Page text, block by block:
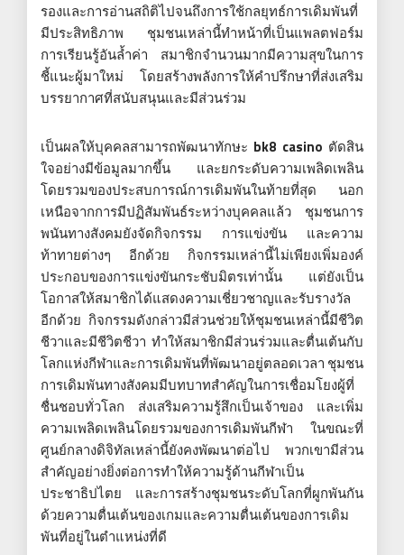
รองและการอ่านสถิติไปจนถึงการใช้กลยุทธ์การเดิมพันที่
มีประสิทธิภาพ ชุมชนเหล่านี้ทำหน้าที่เป็นแพลตฟอร์ม
การเรียนรู้อันล้ำค่า สมาชิกจำนวนมากมีความสุขในการ
ชี้แนะผู้มาใหม่ โดยสร้างพลังการให้คำปรึกษาที่ส่งเสริม
บรรยากาศที่สนับสนุนและมีส่วนร่วม
เป็นผลให้บุคคลสามารถพัฒนาทักษะ bk8 casino ตัดสิน
ใจอย่างมีข้อมูลมากขึ้น และยกระดับความเพลิดเพลิน
โดยรวมของประสบการณ์การเดิมพันในท้ายที่สุด นอก
เหนือจากการมีปฏิสัมพันธ์ระหว่างบุคคลแล้ว ชุมชนการ
พนันทางสังคมยังจัดกิจกรรม การแข่งขัน และความ
ท้าทายต่างๆ อีกด้วย กิจกรรมเหล่านี้ไม่เพียงเพิ่มองค์
ประกอบของการแข่งขันกระชับมิตรเท่านั้น แต่ยังเป็น
โอกาสให้สมาชิกได้แสดงความเชี่ยวชาญและรับรางวัล
อีกด้วย กิจกรรมดังกล่าวมีส่วนช่วยให้ชุมชนเหล่านี้มีชีวิต
ชีวาและมีชีวิตชีวา ทำให้สมาชิกมีส่วนร่วมและตื่นเต้นกับ
โลกแห่งกีฬาและการเดิมพันที่พัฒนาอยู่ตลอดเวลา ชุมชน
การเดิมพันทางสังคมมีบทบาทสำคัญในการเชื่อมโยงผู้ที่
ชื่นชอบทั่วโลก ส่งเสริมความรู้สึกเป็นเจ้าของ และเพิ่ม
ความเพลิดเพลินโดยรวมของการเดิมพันกีฬา ในขณะที่
ศูนย์กลางดิจิทัลเหล่านี้ยังคงพัฒนาต่อไป พวกเขามีส่วน
สำคัญอย่างยิ่งต่อการทำให้ความรู้ด้านกีฬาเป็น
ประชาธิปไตย และการสร้างชุมชนระดับโลกที่ผูกพันกัน
ด้วยความตื่นเต้นของเกมและความตื่นเต้นของการเดิม
พันที่อยู่ในตำแหน่งที่ดี